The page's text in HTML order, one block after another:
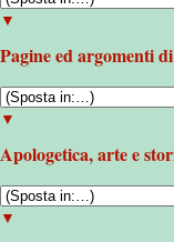
▼
Pagine ed argomenti
▼
Apologetica, arte e
▼